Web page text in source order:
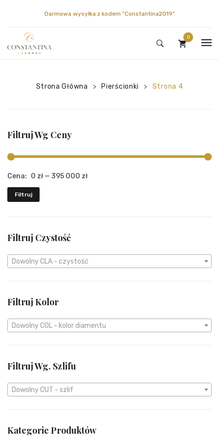
Darmowa wysyłka z kodem “Constantina2019”
0
SKLEP
Strona Główna > Pierścionki > Strona 4
Filtruj Wg Ceny
Filtruj
Cena: 0 zł — 395 000 zł
Filtruj Czystość
Dowolny CLA - czystość
Filtruj Kolor
Dowolny COL - kolor diamentu
Filtruj Wg. Szlifu
Dowolny CUT - szlif
Kategorie Produktów